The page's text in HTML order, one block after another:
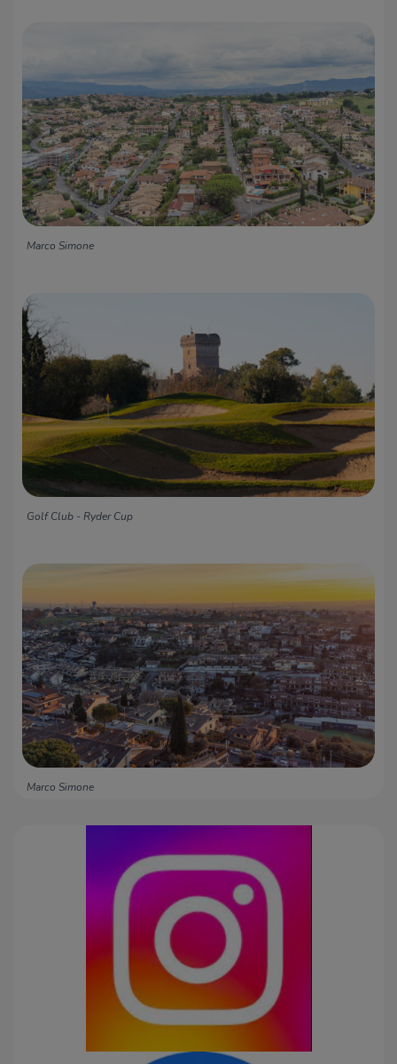
Marco Simone
Golf Club - Ryder Cup
Marco Simone